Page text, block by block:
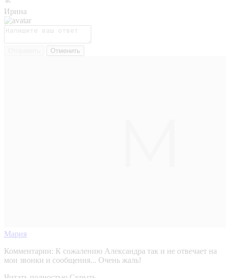
Ирина
Отменить
Мария
Комментарии: К сожалению Александра так и не отвечает на
мои звонки и сообщения... Очень жаль!